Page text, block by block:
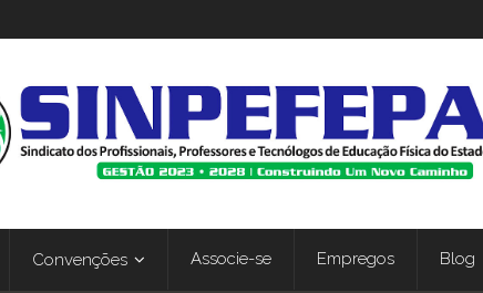
Convenções Associe-se Empregos Blog